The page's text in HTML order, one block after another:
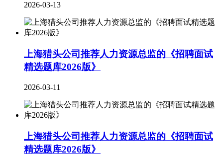
2026-03-13
上海猎头公司推荐人力资源总监的《招聘面试
精选题库2026版》
2026-03-11
上海猎头公司推荐人力资源总监的《招聘面试
精选题库2026版》